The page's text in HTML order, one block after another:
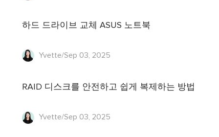
하드 드라이브 교체 ASUS 노트북
Yvette/Sep 03, 2025
RAID 디스크를 안전하고 쉽게 복제하는 방법
Yvette/Sep 03, 2025